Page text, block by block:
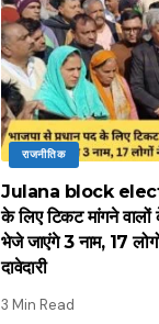
राजनीतिक
Julana block
के लिए टिकट मांगने
भेजे जाएंगे 3 नाम, 17
दावेदारी
3 Min Read